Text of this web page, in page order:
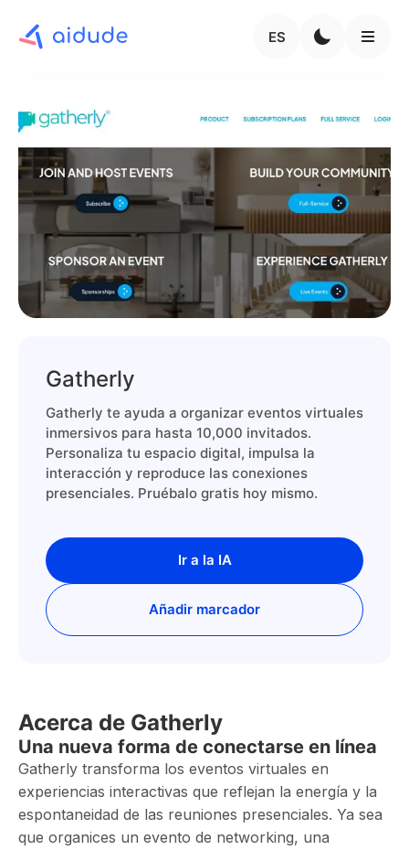
ES
Gatherly
Gatherly te ayuda a organizar eventos virtuales
inmersivos para hasta 10,000 invitados.
Personaliza tu espacio digital, impulsa la
interacción y reproduce las conexiones
presenciales. Pruébalo gratis hoy mismo.
Ir a la IA
Añadir marcador
Acerca de Gatherly
Una nueva forma de conectarse en línea
Gatherly transforma los eventos virtuales en
experiencias interactivas que reflejan la energía y la
espontaneidad de las reuniones presenciales. Ya sea
que organices un evento de networking, una